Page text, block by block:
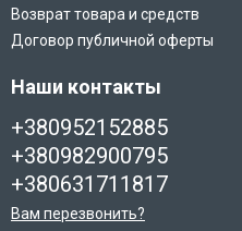
Возврат товара и средств
Договор публичной оферты
Наши контакты
+380952152885
+380982900795
+380631711817
Вам перезвонить?